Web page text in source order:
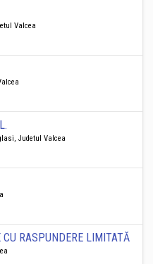
Valcea
Judetul Valcea
RASPUNDERE LIMITATĂ